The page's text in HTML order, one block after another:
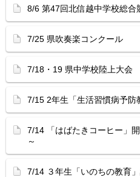
8/6 第47回北信越中学校総
7/25 県吹奏楽コンクール
7/18・19 県中学校陸上大会
7/15 2年生「生活習慣病予防
7/14 「はばたきコーヒー」
～
7/14 ３年生「いのちの教育